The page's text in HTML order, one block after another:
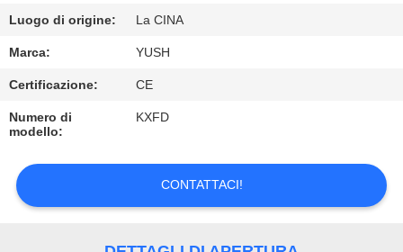
CONTATTICI
RICHIEDA
UNA
CITAZIONE
Luogo di origine: La CINA
Marca: YUSH
Certificazione: CE
Numero di
modello:
KXFD
CONTATTACI!